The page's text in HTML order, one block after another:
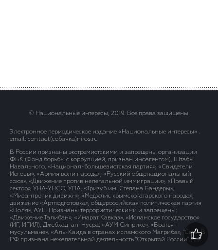
© Национальные интересы, 2019. Все права защищены.
Электронное периодическое издание «Национальные интересы» .
email: contact(сoбaчка)niros.ru
В России признаны экстремистскими и запрещены организации
ФБК (Фонд борьбы с коррупцией, признан иноагентом), Штабы
Навального, «Национал-большевистская партия», «Свидетели
Иеговы», «Армия воли народа», «Русский общенациональный
союз», «Движение против нелегальной иммиграции», «Правый
сектор», УНА-УНСО, УПА, «Тризуб им. Степана Бандеры»,
«Мизантропик дивижн», «Меджлис крымскотатарского народа»,
движение «Артподготовка», общероссийская политическая партия
«Воля», АУЕ. Признаны террористическими и запрещены:
«Движение Талибан», «Имарат Кавказ», «Исламское государство»
(ИГ, ИГИЛ), Джебхад-ан-Нусра, «АУМ Синрике», «Братья-
мусульмане», «Аль-Каида в странах исламского Магриба», "Сеть". В
РФ признана нежелательной деятельность "Открытой России".